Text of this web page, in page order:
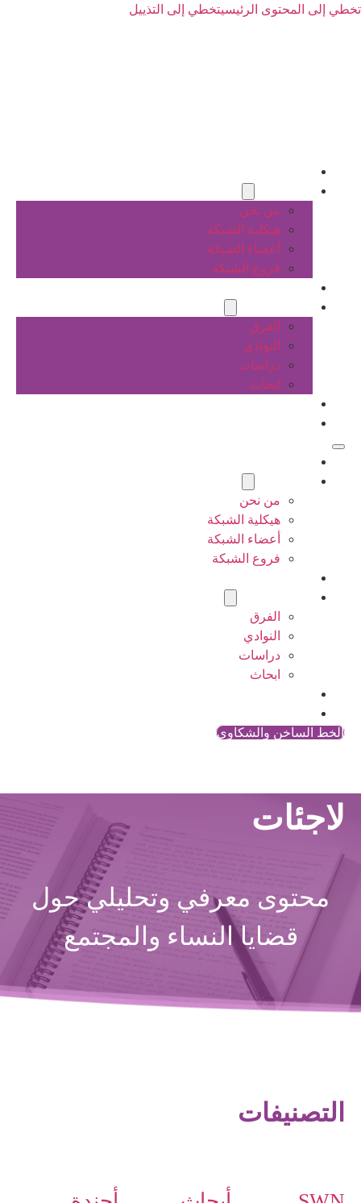
تخطي إلى المحتوى الرئيسيتخطي إلى التذييل
من نحن
هيكلية الشبكة
أعضاء الشبكة
فروع الشبكة
الفرق
النوادي
دراسات
ابحاث
من نحن
هيكلية الشبكة
أعضاء الشبكة
فروع الشبكة
الفرق
النوادي
دراسات
ابحاث
الخط الساخن والشكاوي
لاجئات
محتوى معرفي وتحليلي حول
قضايا النساء والمجتمع
التصنيفات